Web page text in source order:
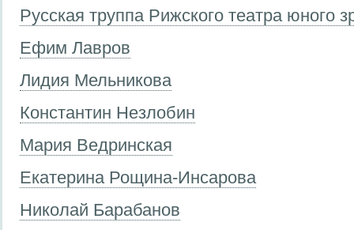
Русская труппа Рижского театра юного
Ефим Лавров
Лидия Мельникова
Константин Незлобин
Мария Ведринская
Екатерина Рощина-Инсарова
Николай Барабанов